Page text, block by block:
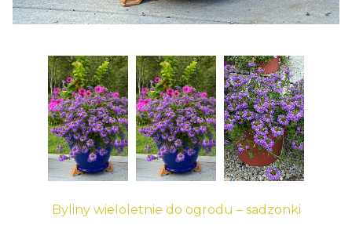
Byliny wieloletnie do ogrodu – sadzonki